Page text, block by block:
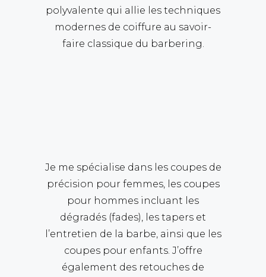
polyvalente qui allie les techniques
modernes de coiffure au savoir-
faire classique du barbering.
Je me spécialise dans les coupes de
précision pour femmes, les coupes
pour hommes incluant les
dégradés (fades), les tapers et
l’entretien de la barbe, ainsi que les
coupes pour enfants. J’offre
également des retouches de